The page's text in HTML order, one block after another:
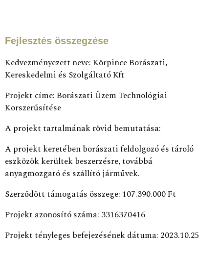
Fejlesztés összegzése
Kedvezményezett neve: Körpince Borászati,
Kereskedelmi és Szolgáltató Kft
Projekt címe: Borászati Üzem Technológiai
Korszerűsítése
A projekt tartalmának rövid bemutatása:
A projekt keretében borászati feldolgozó és tároló
eszközök kerültek beszerzésre, továbbá
anyagmozgató és szállító járművek.
Szerződött támogatás összege: 107.390.000 Ft
Projekt azonosító száma: 3316370416
Projekt tényleges befejezésének dátuma: 2023.10.25